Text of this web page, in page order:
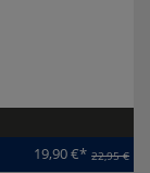
19,90 €* 22,95 €